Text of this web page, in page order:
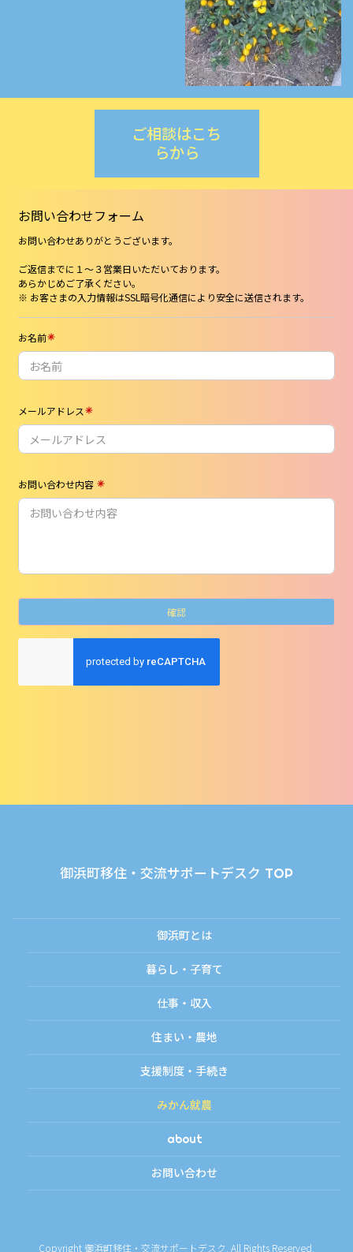
ご相談はこち
らから
御浜町移住・交流サポートデスク TOP
御浜町とは
暮らし・子育て
仕事・収入
住まい・農地
支援制度・手続き
みかん就農
about
お問い合わせ
Copyright 御浜町移住・交流サポートデスク. All Rights Reserved.